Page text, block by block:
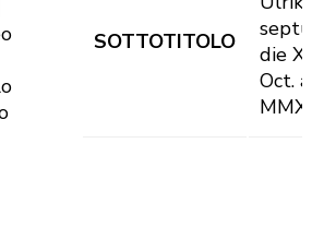
SOTTOTITOLO
die
Oct.